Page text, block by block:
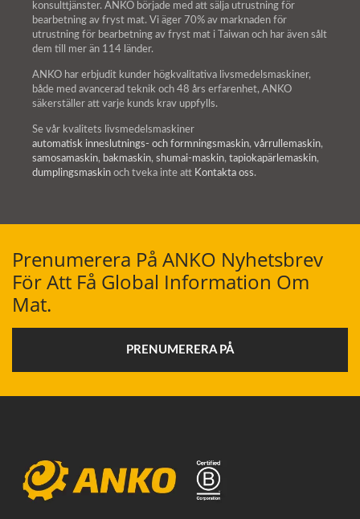
konsulttjänster. ANKO började med att sälja utrustning för
bearbetning av fryst mat. Vi äger 70% av marknaden för
utrustning för bearbetning av fryst mat i Taiwan och har även sålt
dem till mer än 114 länder.
ANKO har erbjudit kunder högkvalitativa livsmedelsmaskiner,
både med avancerad teknik och 48 års erfarenhet, ANKO
säkerställer att varje kunds krav uppfylls.
Se vår kvalitets livsmedelsmaskiner
automatisk inneslutnings- och formningsmaskin, vårrullemaskin,
samosamaskin, bakmaskin, shumai-maskin, tapiokapärlemaskin,
dumplingsmaskin och tveka inte att Kontakta oss.
Prenumerera På ANKO Nyhetsbrev
För Att Få Global Information Om
Mat.
PRENUMERERA PÅ